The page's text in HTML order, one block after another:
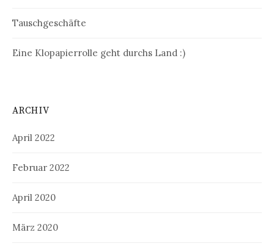
Tauschgeschäfte
Eine Klopapierrolle geht durchs Land :)
ARCHIV
April 2022
Februar 2022
April 2020
März 2020